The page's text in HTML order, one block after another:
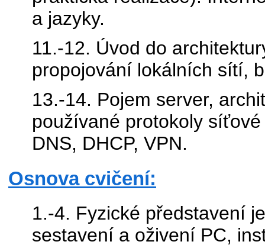
a jazyky.
11.-12. Úvod do
propojování lokálních sítí,
13.-14. Pojem server,
používané protokoly
DNS, DHCP, VPN.
Osnova cvičení:
1.-4. Fyzické představení
sestavení a oživení PC,